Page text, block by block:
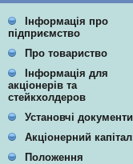
Інформація про
підприємство
Про товариство
Інформація для
акціонерів та
стейкхолдеров
Установчі документи
Акціонерний капітал
Положення